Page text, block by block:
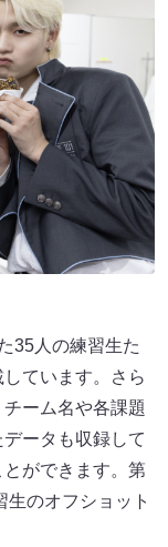
35人の練習生た
ています。さら
ーム名や各課題
ータも収録して
ができます。第
のオフショット